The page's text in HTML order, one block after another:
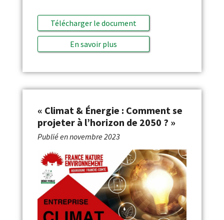
Télécharger le document
En savoir plus
« Climat & Énergie : Comment se
projeter à l’horizon de 2050 ? »
Publié ennovembre 2023